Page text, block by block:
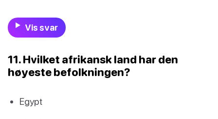
Vis svar
11. Hvilket afrikansk land har den
høyeste befolkningen?
Egypt